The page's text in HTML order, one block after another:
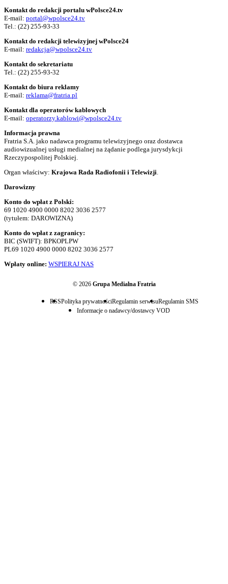
Kontakt do redakcji portalu wPolsce24.tv
E-mail: portal@wpolsce24.tv
Tel.: (22) 255-93-33
Kontakt do redakcji telewizyjnej wPolsce24
E-mail: redakcja@wpolsce24.tv
Kontakt do sekretariatu
Tel.: (22) 255-93-32
Kontakt do biura reklamy
E-mail: reklama@fratria.pl
Kontakt dla operatorów kablowych
E-mail: operatorzy.kablowi@wpolsce24.tv
Informacja prawna
Fratria S.A. jako nadawca programu telewizyjnego oraz dostawca
audiowizualnej usługi medialnej na żądanie podlega jurysdykcji
Rzeczypospolitej Polskiej.
Organ właściwy: Krajowa Rada Radiofonii i Telewizji.
Darowizny
Konto do wpłat z Polski:
69 1020 4900 0000 8202 3036 2577
(tytułem: DAROWIZNA)
Konto do wpłat z zagranicy:
BIC (SWIFT): BPKOPLPW
PL69 1020 4900 0000 8202 3036 2577
Wpłaty online: WSPIERAJ NAS
© 2026 Grupa Medialna Fratria
RSSPolityka prywatnościRegulamin serwisuRegulamin SMS
Informacje o nadawcy/dostawcy VOD